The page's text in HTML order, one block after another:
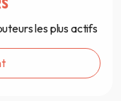
les plus actifs